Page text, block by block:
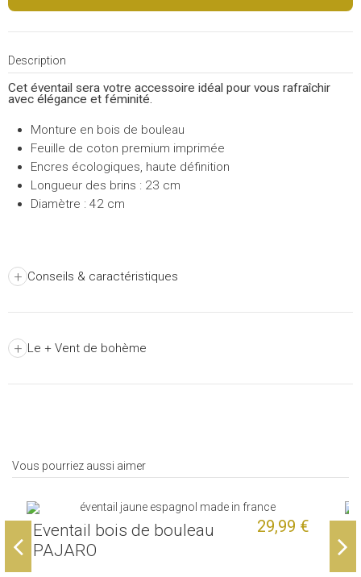
Description
Cet éventail sera votre accessoire idéal pour vous rafraîchir
avec élégance et féminité.
Monture en bois de bouleau
Feuille de coton premium imprimée
Encres écologiques, haute définition
Longueur des brins : 23 cm
Diamètre : 42 cm
+ Conseils & caractéristiques
+ Le + Vent de bohème
Vous pourriez aussi aimer
Eventail bois de bouleau
PAJARO
29,99 €